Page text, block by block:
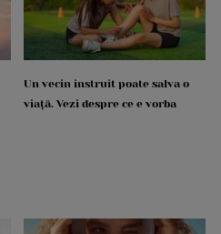
Un vecin instruit poate salva o
viață. Vezi despre ce e vorba